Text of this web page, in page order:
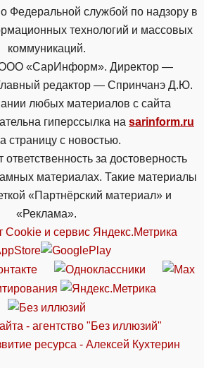
Федеральной службой по надзору в
технологий и массовых
коммуникаций.
«СарИнформ». Директор —
редактор — Спринчанэ Д.Ю.
любых материалов с сайта
гиперссылка на sarinform.ru
страницу с новостью.
ответственность за достоверность
материалах. Такие материалы
«Партнёрский материал» и
«Реклама».
Cookie и сервиc Яндекс.Метрика
- агентство "Без иллюзий"
ресурса - Алексей Кухтерин